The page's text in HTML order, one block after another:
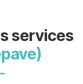
services